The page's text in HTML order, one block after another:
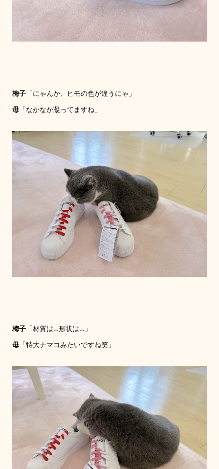
梅子「にゃんか、ヒモの色が違うにゃ」
母「なかなか凝ってますね」
梅子「材質は…形状は…」
母「特大ナマコみたいですね笑」